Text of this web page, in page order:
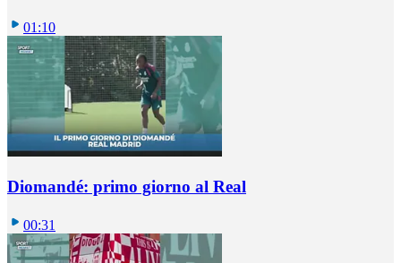
01:10
Diomandé: primo giorno al Real
00:31